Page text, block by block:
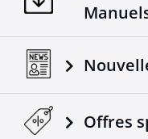
Offres